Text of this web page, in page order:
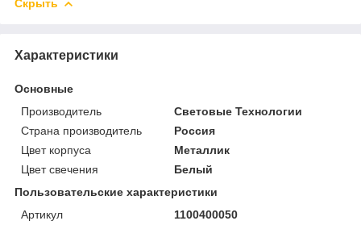
Скрыть
Характеристики
Основные
Производитель
Световые Технологии
Страна производитель
Россия
Цвет корпуса
Металлик
Цвет свечения
Белый
Пользовательские характеристики
Артикул
1100400050